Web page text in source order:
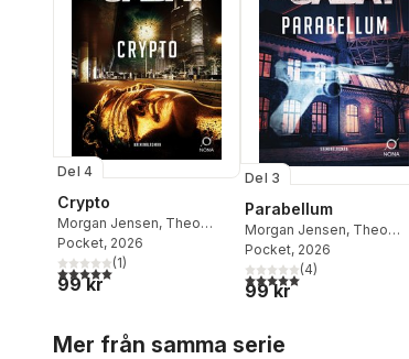
Del 4
Crypto
Morgan Jensen, Theo
Gabay
Pocket, 2026
5,0utav 5 stjärnor. Totalt antal röster:
(1)
99 kr
Del 3
Parabellum
Morgan Jensen, Theo
Gabay
Pocket, 2026
5,0utav 5 stjärnor. Totalt
(4)
99 kr
Mer från samma serie